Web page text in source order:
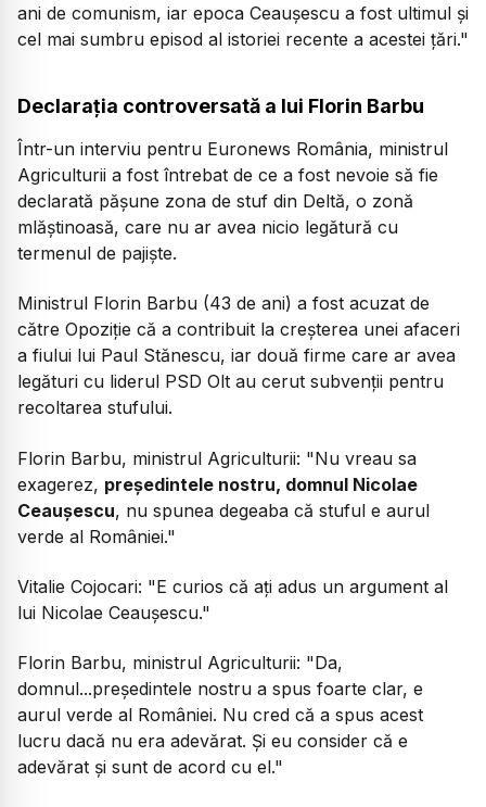
ani de comunism, iar epoca Ceaușescu a fost ultimul și
cel mai sumbru episod al istoriei recente a acestei țări."
Declarația controversată a lui Florin Barbu
Într-un interviu pentru Euronews România, ministrul
Agriculturii a fost întrebat de ce a fost nevoie să fie
declarată pășune zona de stuf din Deltă, o zonă
mlăștinoasă, care nu ar avea nicio legătură cu
termenul de pajiște.
Ministrul Florin Barbu (43 de ani) a fost acuzat de
către Opoziție că a contribuit la creșterea unei afaceri
a fiului lui Paul Stănescu, iar două firme care ar avea
legături cu liderul PSD Olt au cerut subvenții pentru
recoltarea stufului.
Florin Barbu, ministrul Agriculturii: "Nu vreau sa
exagerez, președintele nostru, domnul Nicolae
Ceaușescu, nu spunea degeaba că stuful e aurul
verde al României."
Vitalie Cojocari: "E curios că ați adus un argument al
lui Nicolae Ceaușescu."
Florin Barbu, ministrul Agriculturii: "Da,
domnul...președintele nostru a spus foarte clar, e
aurul verde al României. Nu cred că a spus acest
lucru dacă nu era adevărat. Și eu consider că e
adevărat și sunt de acord cu el."